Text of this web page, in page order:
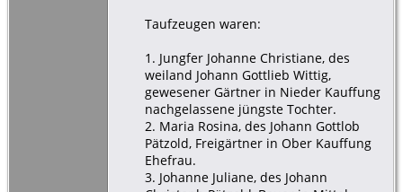
Taufzeugen waren:
1. Jungfer Johanne Christiane, des
weiland Johann Gottlieb Wittig,
gewesener Gärtner in Nieder Kauffung
nachgelassene jüngste Tochter.
2. Maria Rosina, des Johann Gottlob
Pätzold, Freigärtner in Ober Kauffung
Ehefrau.
3. Johanne Juliane, des Johann